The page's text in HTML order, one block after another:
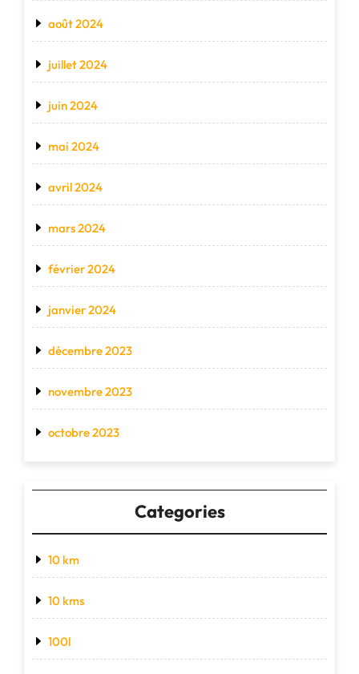
août 2024
juillet 2024
juin 2024
mai 2024
avril 2024
mars 2024
février 2024
janvier 2024
décembre 2023
novembre 2023
octobre 2023
Categories
10 km
10 kms
100l